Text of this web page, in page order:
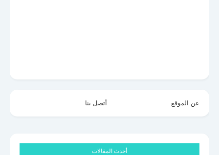
عن الموقع أتصل بنا
أحدث المقالات